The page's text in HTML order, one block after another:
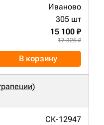
Иваново
305 шт
15 100 ₽
17 325 ₽
В корзину
СК-12947